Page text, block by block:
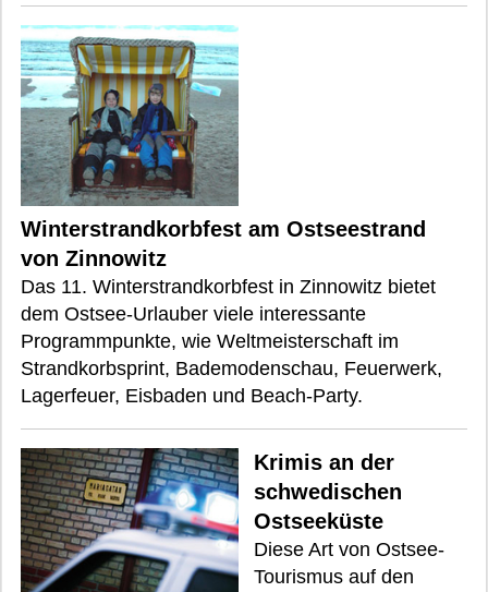
Winterstrandkorbfest am Ostseestrand
von Zinnowitz
Das 11. Winterstrandkorbfest in Zinnowitz bietet
dem Ostsee-Urlauber viele interessante
Programmpunkte, wie Weltmeisterschaft im
Strandkorbsprint, Bademodenschau, Feuerwerk,
Lagerfeuer, Eisbaden und Beach-Party.
Krimis an der
schwedischen
Ostseeküste
Diese Art von Ostsee-
Tourismus auf den